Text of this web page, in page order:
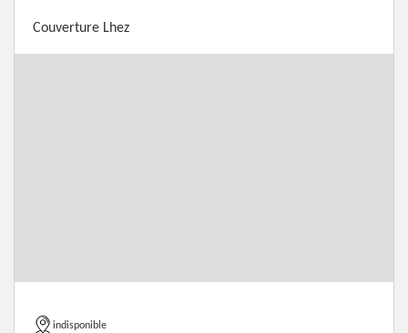
Couverture Lhez
indisponible